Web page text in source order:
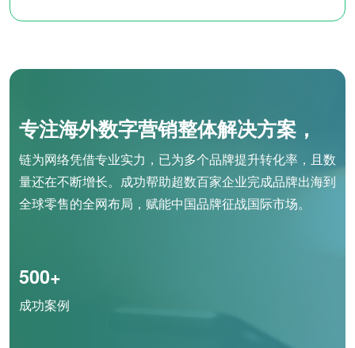
专注海外数字营销整体解决方案，
链为网络凭借专业实力，已为多个品牌提升转化率，且数
量还在不断增长。成功帮助超数百家企业完成品牌出海到
全球零售的全网布局，赋能中国品牌征战国际市场。
500+
成功案例